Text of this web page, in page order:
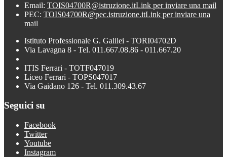
Email: TOIS04700R@istruzione.itLink per inviare una mail
PEC: TOIS04700R@pec.istruzione.itLink per inviare una
mail
Istituto Professionale G. Galilei - TORI04702D
Via Lavagna 8 - Tel. 011.667.08.86 - 011.667.20
ITIS Ferrari - TOTF047019
Liceo Ferrari - TOPS047017
Via Gaidano 126 - Tel. 011.309.43.67
Seguici su
Facebook
Twitter
Youtube
Instagram